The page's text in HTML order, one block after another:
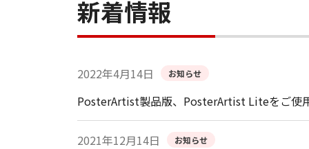
新着情報
2022年4月14日 お知らせ
PosterArtist製品版、PosterArtist Liteをご使
2021年12月14日 お知らせ